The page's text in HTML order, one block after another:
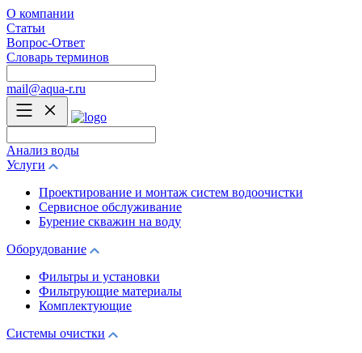
О компании
Статьи
Вопрос-Ответ
Словарь терминов
mail@aqua-r.ru
Анализ воды
Услуги
Проектирование и монтаж систем водоочистки
Сервисное обслуживание
Бурение скважин на воду
Оборудование
Фильтры и установки
Фильтрующие материалы
Комплектующие
Системы очистки